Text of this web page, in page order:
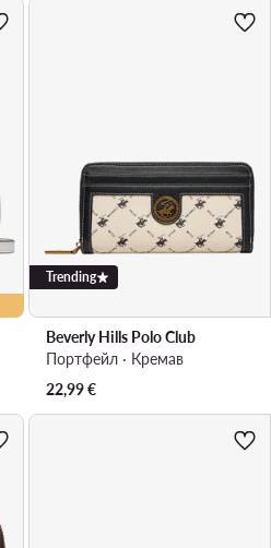
Trending
Beverly Hills Polo Club
Портфейл · Кремав
22,99€